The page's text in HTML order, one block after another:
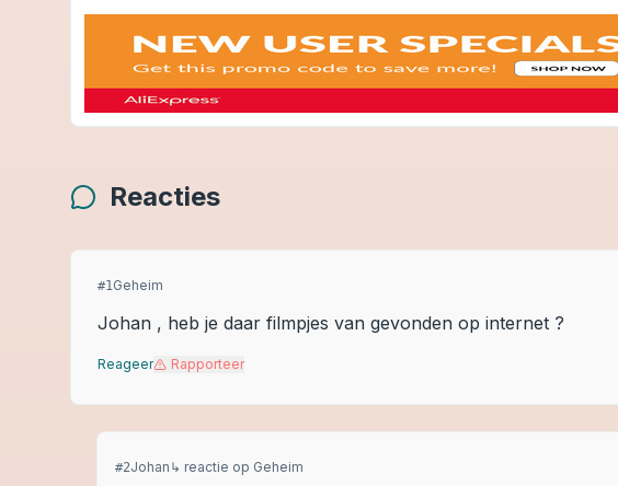
Reacties
#1Geheim
Johan , heb je daar filmpjes van gevonden op internet ?
Reageer Rapporteer
#2Johan ↳ reactie op Geheim